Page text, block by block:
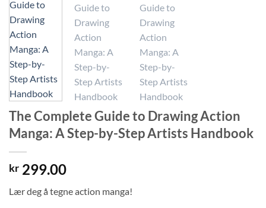
The Complete Guide to Drawing Action
Manga: A Step-by-Step Artists Handbook
kr 299.00
Lær deg å tegne action manga!